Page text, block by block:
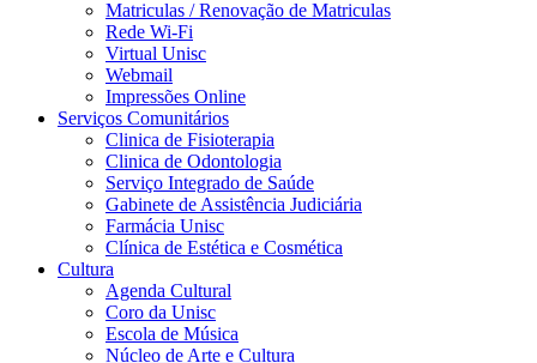
Matriculas / Renovação de Matriculas
Rede Wi-Fi
Virtual Unisc
Webmail
Impressões Online
Serviços Comunitários
Clinica de Fisioterapia
Clinica de Odontologia
Serviço Integrado de Saúde
Gabinete de Assistência Judiciária
Farmácia Unisc
Clínica de Estética e Cosmética
Cultura
Agenda Cultural
Coro da Unisc
Escola de Música
Núcleo de Arte e Cultura